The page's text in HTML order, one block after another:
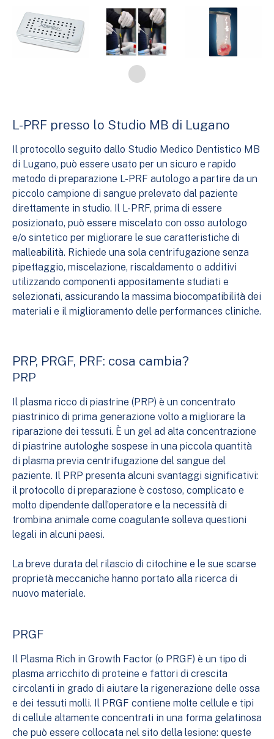
L-PRF presso lo Studio MB di Lugano
Il protocollo seguito dallo Studio Medico Dentistico MB
di Lugano, può essere usato per un sicuro e rapido
metodo di preparazione L-PRF autologo a partire da un
piccolo campione di sangue prelevato dal paziente
direttamente in studio. Il L-PRF, prima di essere
posizionato, può essere miscelato con osso autologo
e/o sintetico per migliorare le sue caratteristiche di
malleabilità. Richiede una sola centrifugazione senza
pipettaggio, miscelazione, riscaldamento o additivi
utilizzando componenti appositamente studiati e
selezionati, assicurando la massima biocompatibilità dei
materiali e il miglioramento delle performances cliniche.
PRP, PRGF, PRF: cosa cambia?
PRP
Il plasma ricco di piastrine (PRP) è un concentrato
piastrinico di prima generazione volto a migliorare la
riparazione dei tessuti. È un gel ad alta concentrazione
di piastrine autologhe sospese in una piccola quantità
di plasma previa centrifugazione del sangue del
paziente. Il PRP presenta alcuni svantaggi significativi:
il protocollo di preparazione è costoso, complicato e
molto dipendente dall’operatore e la necessità di
trombina animale come coagulante solleva questioni
legali in alcuni paesi.
La breve durata del rilascio di citochine e le sue scarse
proprietà meccaniche hanno portato alla ricerca di
nuovo materiale.
PRGF
Il Plasma Rich in Growth Factor (o PRGF) è un tipo di
plasma arricchito di proteine e fattori di crescita
circolanti in grado di aiutare la rigenerazione delle ossa
e dei tessuti molli. Il PRGF contiene molte cellule e tipi
di cellule altamente concentrati in una forma gelatinosa
che può essere collocata nel sito della lesione: queste